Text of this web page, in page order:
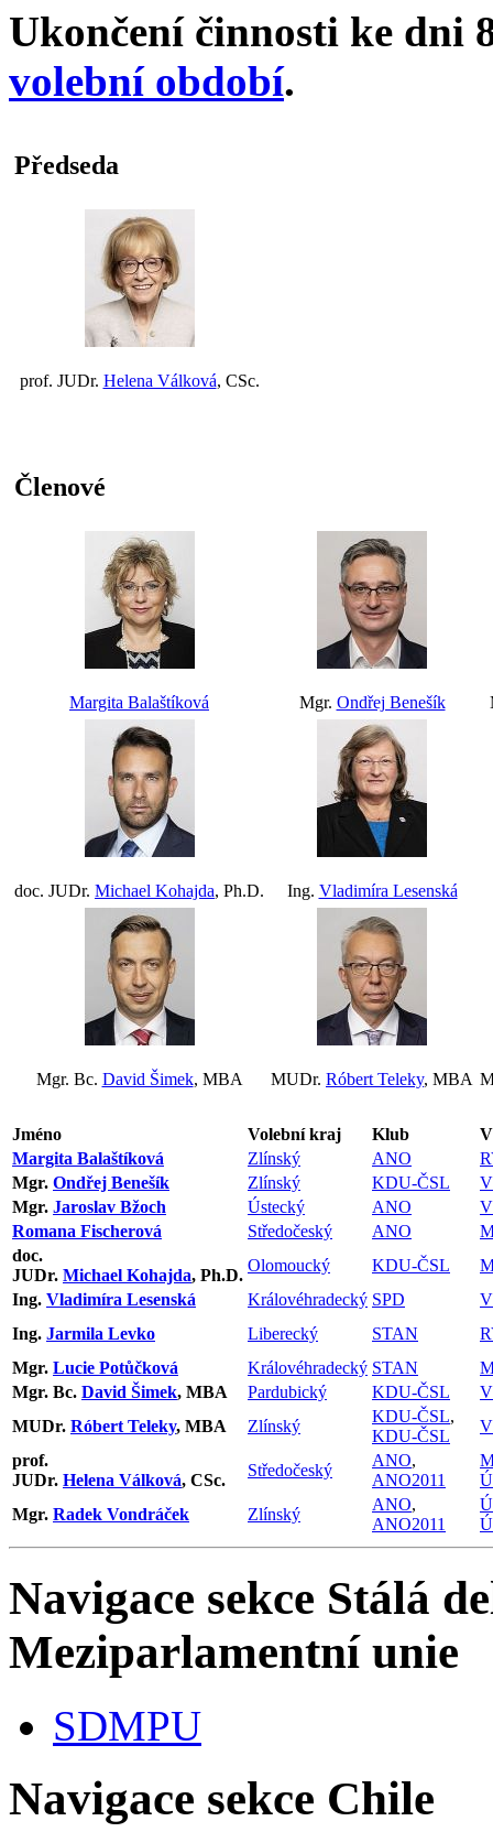
Ukončení činnosti ke dni
volební období.
Předseda
prof. JUDr. Helena Válková, CSc.
Členové
Margita Balaštíková Mgr. Ondřej Benešík
doc. JUDr. Michael Kohajda, Ph.D. Ing. Vladimíra Lesenská
Mgr. Bc. David Šimek, MBA MUDr. Róbert Teleky, MBA
Jméno Volební kraj Klub
Margita Balaštíková
Zlínský ANO
Mgr. Ondřej Benešík Zlínský KDU-ČSL
Mgr. Jaroslav Bžoch Ústecký ANO
Romana Fischerová
Středočeský ANO
doc.
JUDr. Michael Kohajda, Ph.D.
Olomoucký KDU-ČSL
Ing. Vladimíra Lesenská Královéhradecký SPD
Ing. Jarmila Levko Liberecký STAN
Mgr. Lucie Potůčková Královéhradecký STAN
Mgr. Bc. David Šimek, MBA Pardubický KDU-ČSL
MUDr. Róbert Teleky, MBA Zlínský
KDU-ČSL,
KDU-ČSL
prof.
JUDr. Helena Válková, CSc.
Středočeský
ANO,
ANO2011
Mgr. Radek Vondráček Zlínský
ANO,
ANO2011
Navigace sekce Stálá
Meziparlamentní unie
SDMPU
Navigace sekce Chile